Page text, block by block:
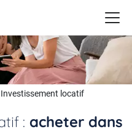
Investissement locatif
: acheter dans